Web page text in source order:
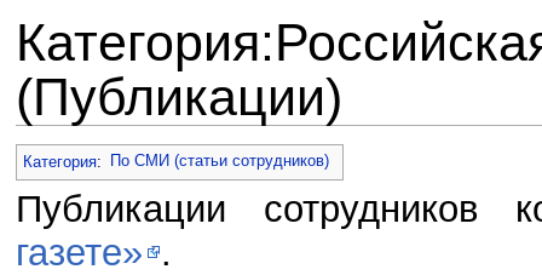
(Публикации)
Перейти к:навигация,поиск
Категория: По СМИ (статьи сотрудников)
Публикации
газете» .